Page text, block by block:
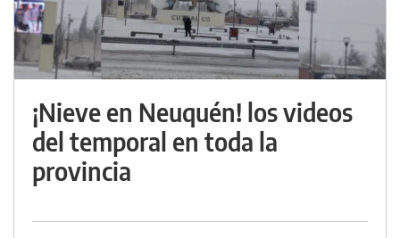
¡Nieve en Neuquén! los videos
del temporal en toda la
provincia